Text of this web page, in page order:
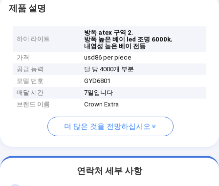
제품 설명
하이 라이트
방폭 atex 구역 2,
방폭 높은 베이 led 조명 6000k,
내염성 높은 베이 전등
가격
usd86 per piece
공급 능력
달 당 4000개 부분
모델 번호
GYD6801
배달 시간
7일입니다
브랜드 이름
Crown Extra
더 많은 것을 전망하십시오
연락처 세부 사항